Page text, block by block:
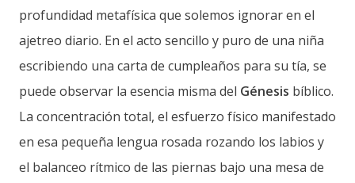
profundidad metafísica que solemos ignorar en el
ajetreo diario. En el acto sencillo y puro de una niña
escribiendo una carta de cumpleaños para su tía, se
puede observar la esencia misma del Génesis bíblico.
La concentración total, el esfuerzo físico manifestado
en esa pequeña lengua rosada rozando los labios y
el balanceo rítmico de las piernas bajo una mesa de